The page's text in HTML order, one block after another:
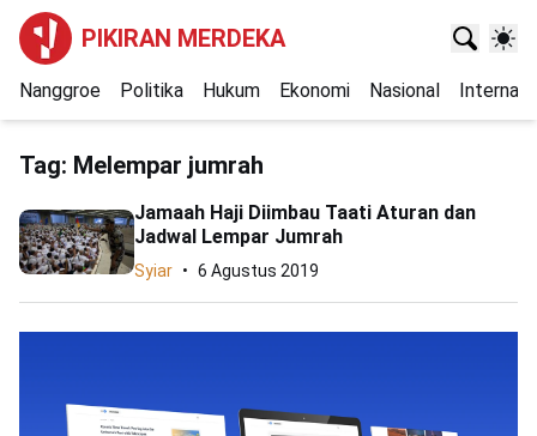
PIKIRAN MERDEKA
Nanggroe Politika Hukum Ekonomi Nasional
Tag: Melempar jumrah
Jamaah Haji Diimbau Taati Aturan dan
Jadwal Lempar Jumrah
Syiar 6 Agustus 2019